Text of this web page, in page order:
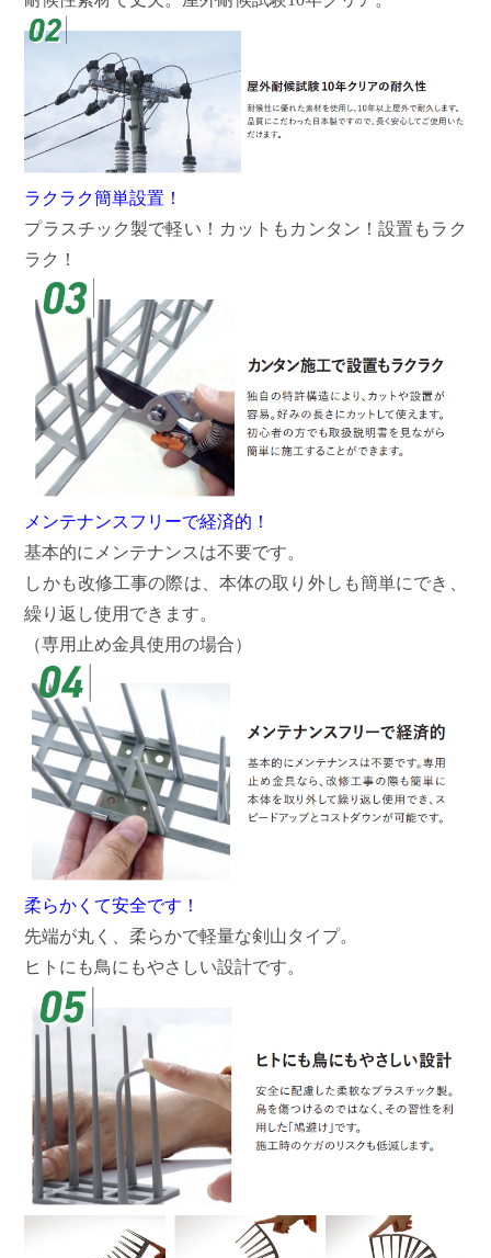
ラクラク簡単設置！
プラスチック製で軽い！カットもカンタン！設置もラク
ラク！
メンテナンスフリーで経済的！
基本的にメンテナンスは不要です。
しかも改修工事の際は、本体の取り外しも簡単にでき、
繰り返し使用できます。
（専用止め金具使用の場合）
柔らかくて安全です！
先端が丸く、柔らかで軽量な剣山タイプ。
ヒトにも鳥にもやさしい設計です。